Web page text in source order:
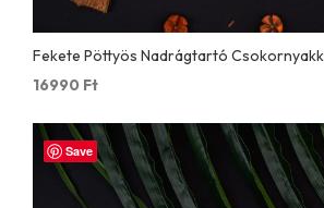
Fekete Pöttyös Nadrágtartó
16990 Ft
Save